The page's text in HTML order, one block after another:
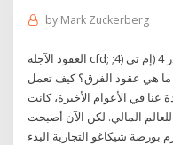
by Mark Zuckerberg
العقود الآجلة cfd; المنصات. ميتاتريدر 5 (إم تي 5) ميتاتريدر 4 (إم تي (4;
هي عقود الفرق؟ كيف تعمل
في الأعوام الأخيرة، كانت
المالي. لكن الآن أصبحت
بورصة شيكاغو التجارية البدء